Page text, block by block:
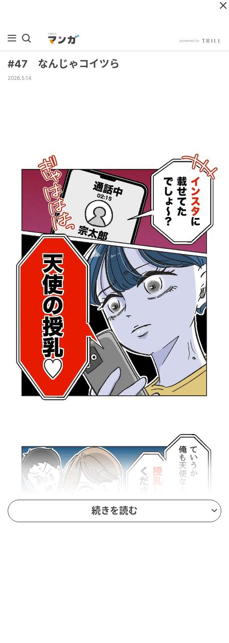
#47 なんじゃコイツら
2026.5.14
続きを読む